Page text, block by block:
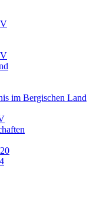
im Bergischen Land